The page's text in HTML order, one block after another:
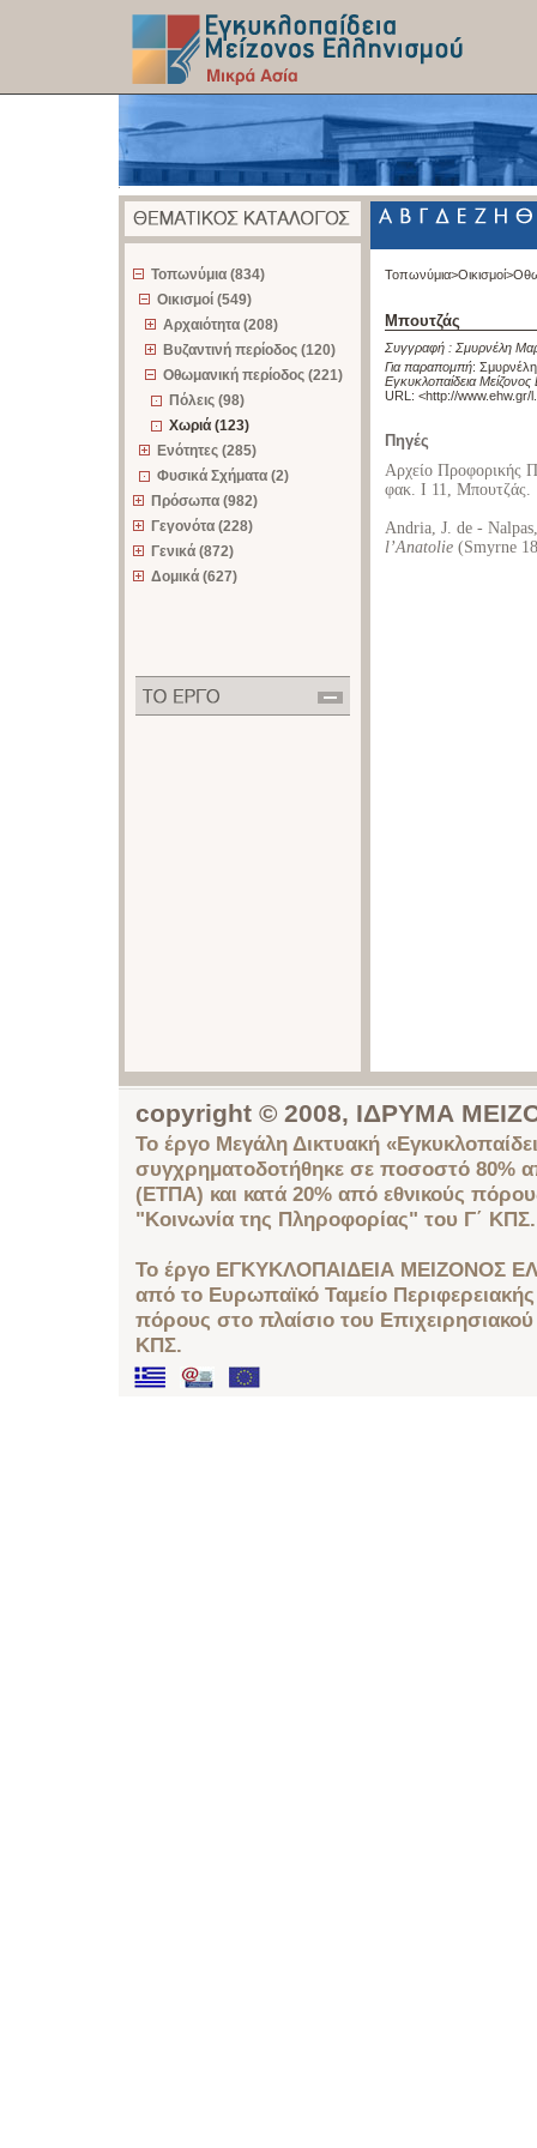
Τοπωνύμια (834)
Οικισμοί (549)
Αρχαιότητα (208)
Βυζαντινή περίοδος (120)
Οθωμανική περίοδος (221)
Πόλεις (98)
Χωριά (123)
Ενότητες (285)
Φυσικά Σχήματα (2)
Πρόσωπα (982)
Γεγονότα (228)
Γενικά (872)
Δομικά (627)
Τοπωνύμια>Οικισμοί>
Μπουτζάς
Συγγραφή : Σμυρνέλη
Για παραπομπή:
Εγκυκλοπαίδεια
URL: <http://www.ehw.gr/
Πηγές
Αρχείο Προφορικής
φακ. Ι 11, Μπουτζάς.
Andria, J. de -
l’Anatolie (Smyrne
copyright © 2008, ΙΔΡΥΜΑ
Το έργο Μεγάλη Δικτυακή
συγχρηματοδοτήθηκε σε ποσοστό 80%
(ΕΤΠΑ) και κατά 20% από εθνικούς
"Κοινωνία της Πληροφορίας" του Γ΄ ΚΠΣ.
Το έργο ΕΓΚΥΚΛΟΠΑΙΔΕΙΑ ΜΕΙΖΟΝΟΣ
από το Ευρωπαϊκό Ταμείο
πόρους στο πλαίσιο του
ΚΠΣ.